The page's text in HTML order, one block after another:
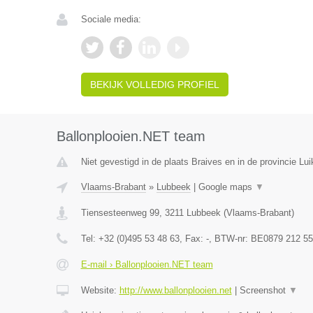
Sociale media:
BEKIJK VOLLEDIG PROFIEL
Ballonplooien.NET team
Niet gevestigd in de plaats Braives en in de provincie
Vlaams-Brabant» Lubbeek| Google maps ▼
Tiensesteenweg 99, 3211 Lubbeek(Vlaams-Brabant)
Tel: +32 (0)495 53 48 63, Fax: -, BTW-nr: BE0879 212
E-mail › Ballonplooien.NET team
Website: http://www.ballonplooien.net| Screenshot ▼